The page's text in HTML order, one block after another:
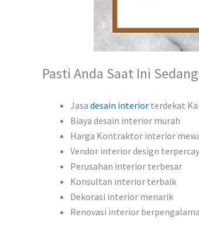
Pasti Anda Saat Ini
Jasa desain interior terdekat
Biaya desain interior murah
Harga Kontraktor interior
Vendor interior design
Perusahan interior terbesar
Konsultan interior terbaik
Dekorasi interior menarik
Renovasi interior